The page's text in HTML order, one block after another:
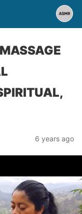
6 years ago